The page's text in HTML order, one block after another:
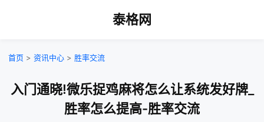
泰格网
首页 > 资讯中心 > 胜率交流
入门通晓!微乐捉鸡麻将怎么让系统发好牌_
胜率怎么提高-胜率交流